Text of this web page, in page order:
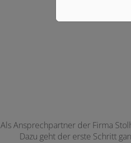
Als Ansprechpartner der Firma
Dazu geht der erste Schritt